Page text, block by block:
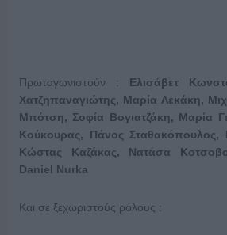
Πρωταγωνιστούν : Ελισάβετ
Χατζηπαναγιώτης, Μαρία Λεκάκη,
Μπότση, Σοφία Βογιατζάκη, Μαρία
Κούκουρας, Πάνος Σταθακόπουλος,
Κώστας Καζάκας, Νατάσα
Daniel Nurka
Και σε ξεχωριστούς ρόλους :